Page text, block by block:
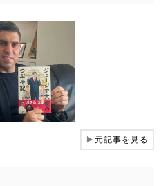
▶元記事を見る